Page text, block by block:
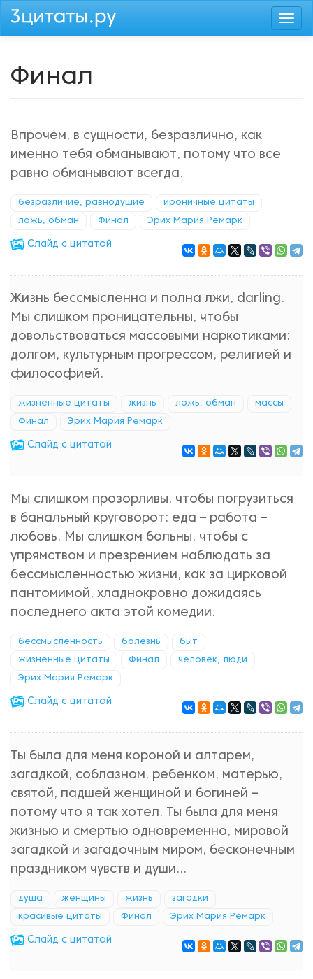
Перейти
Финал
Впрочем, в сущности, безразлично, как
именно тебя обманывают, потому что все
равно обманывают всегда.
безразличие, равнодушие ироничные цитаты
ложь, обман Финал Эрих Мария Ремарк
Cлайд с цитатой
Жизнь бессмысленна и полна лжи, darling.
Мы слишком проницательны, чтобы
довольствоваться массовыми наркотиками:
долгом, культурным прогрессом, религией и
философией.
жизненные цитаты жизнь ложь, обман массы
Финал Эрих Мария Ремарк
Cлайд с цитатой
Мы слишком прозорливы, чтобы погрузиться
в банальный круговорот: еда – работа –
любовь. Мы слишком больны, чтобы с
упрямством и презрением наблюдать за
бессмысленностью жизни, как за цирковой
пантомимой, хладнокровно дожидаясь
последнего акта этой комедии.
бессмысленность болезнь быт
жизненные цитаты Финал человек, люди
Эрих Мария Ремарк
Cлайд с цитатой
Ты была для меня короной и алтарем,
загадкой, соблазном, ребенком, матерью,
святой, падшей женщиной и богиней –
потому что я так хотел. Ты была для меня
жизнью и смертью одновременно, мировой
загадкой и загадочным миром, бесконечным
праздником чувств и души…
душа женщины жизнь загадки
красивые цитаты Финал Эрих Мария Ремарк
Cлайд с цитатой